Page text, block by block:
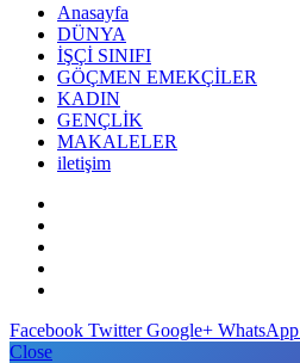
Anasayfa
DÜNYA
İŞÇİ SINIFI
GÖÇMEN EMEKÇİLER
KADIN
GENÇLİK
MAKALELER
iletişim
Facebook Twitter Google+ WhatsApp
Close